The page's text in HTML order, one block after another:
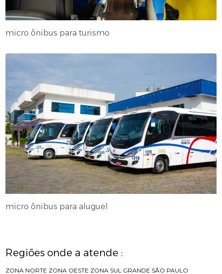
micro ônibus para turismo
micro ônibus para aluguel
Regiões onde a atende :
ZONA NORTE ZONA OESTE ZONA SUL GRANDE SÃO PAULO